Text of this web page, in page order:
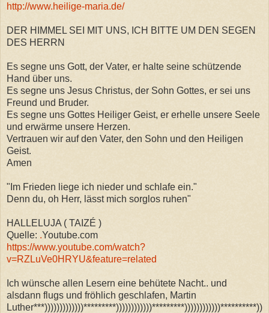
http://www.heilige-maria.de/
DER HIMMEL SEI MIT UNS, ICH BITTE UM DEN SEGEN
DES HERRN
Es segne uns Gott, der Vater, er halte seine schützende
Hand über uns.
Es segne uns Jesus Christus, der Sohn Gottes, er sei uns
Freund und Bruder.
Es segne uns Gottes Heiliger Geist, er erhelle unsere Seele
und erwärme unsere Herzen.
Vertrauen wir auf den Vater, den Sohn und den Heiligen
Geist.
Amen
"Im Frieden liege ich nieder und schlafe ein."
Denn du, oh Herr, lässt mich sorglos ruhen"
HALLELUJA ( TAIZÉ )
Quelle: .Youtube.com
https://www.youtube.com/watch?
v=RZLuVe0HRYU&feature=related
Ich wünsche allen Lesern eine behütete Nacht.. und
alsdann flugs und fröhlich geschlafen, Martin
Luther***)))))))))))))*********))))))))))))*********))))))))))))**********))